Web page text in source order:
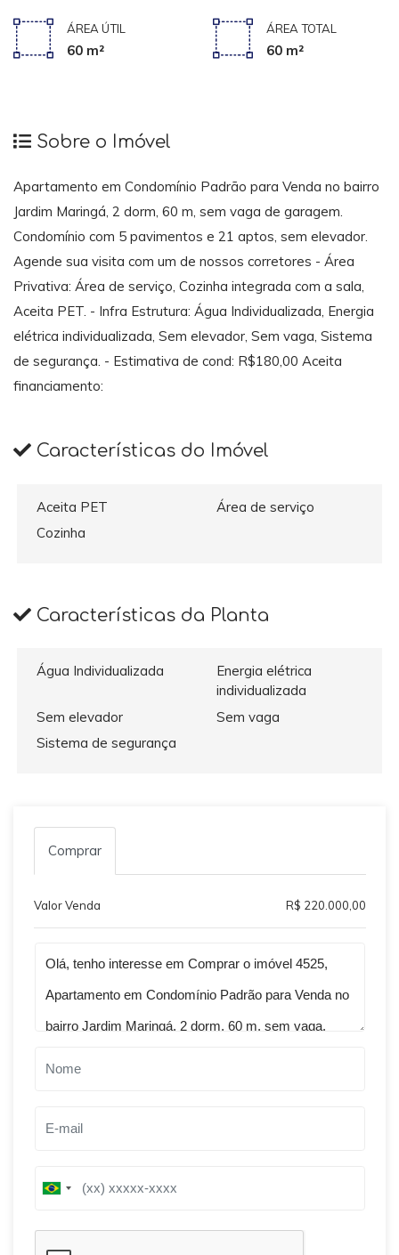
ÁREA ÚTIL
60 m²
ÁREA TOTAL
60 m²
Sobre o Imóvel
Apartamento em Condomínio Padrão para Venda no bairro
Jardim Maringá, 2 dorm, 60 m, sem vaga de garagem.
Condomínio com 5 pavimentos e 21 aptos, sem elevador.
Agende sua visita com um de nossos corretores - Área
Privativa: Área de serviço, Cozinha integrada com a sala,
Aceita PET. - Infra Estrutura: Água Individualizada, Energia
elétrica individualizada, Sem elevador, Sem vaga, Sistema
de segurança. - Estimativa de cond: R$180,00 Aceita
financiamento:
Características do Imóvel
Aceita PET
Área de serviço
Cozinha
Características da Planta
Água Individualizada
Energia elétrica
individualizada
Sem elevador
Sem vaga
Sistema de segurança
Comprar
Valor Venda R$ 220.000,00
B